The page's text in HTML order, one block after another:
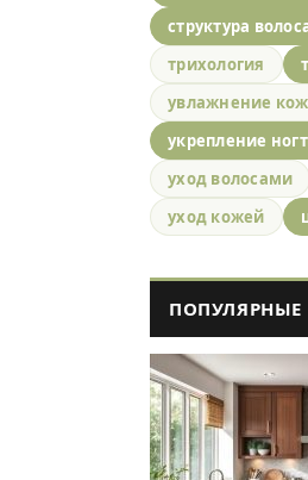
структура
трихология
увлажнение
укрепление
уход волосами
уход кожей
ПОПУЛЯРНЫЕ